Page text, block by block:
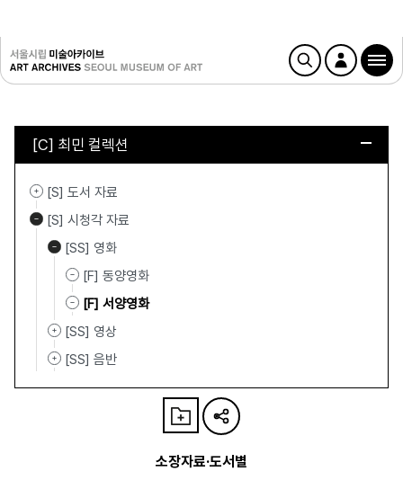
[C] 최민 컬렉션
[S] 도서 자료
[S] 시청각 자료
[SS] 영화
[F] 동양영화
[F] 서양영화
[SS] 영상
[SS] 음반
소장자료·도서별